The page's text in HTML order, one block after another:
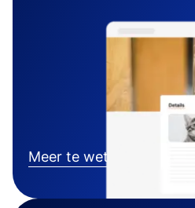
Meer te weten komen